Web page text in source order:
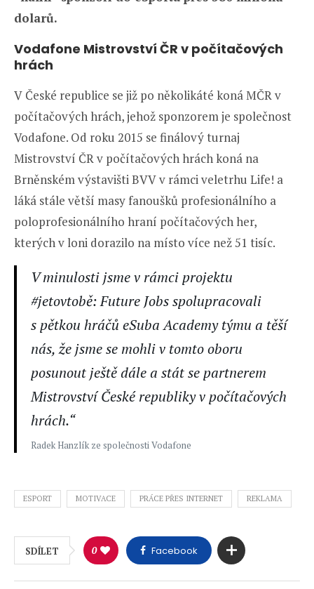
dolarů.
Vodafone Mistrovství ČR v počítačových
hrách
V České republice se již po několikáté koná MČR v
počítačových hrách, jehož sponzorem je společnost
Vodafone. Od roku 2015 se finálový turnaj
Mistrovství ČR v počítačových hrách koná na
Brněnském výstavišti BVV v rámci veletrhu Life! a
láká stále větší masy fanoušků profesionálního a
poloprofesionálního hraní počítačových her,
kterých v loni dorazilo na místo více než 51 tisíc.
V minulosti jsme v rámci projektu
#jetovtobě: Future Jobs spolupracovali
s pětkou hráčů eSuba Academy týmu a těší
nás, že jsme se mohli v tomto oboru
posunout ještě dále a stát se partnerem
Mistrovství České republiky v počítačových
hrách.“
Radek Hanzlík ze společnosti Vodafone
ESPORT MOTIVACE PRÁCE PŘES INTERNET REKLAMA
SDÍLET 0 Facebook